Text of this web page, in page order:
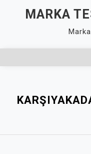
MARKA